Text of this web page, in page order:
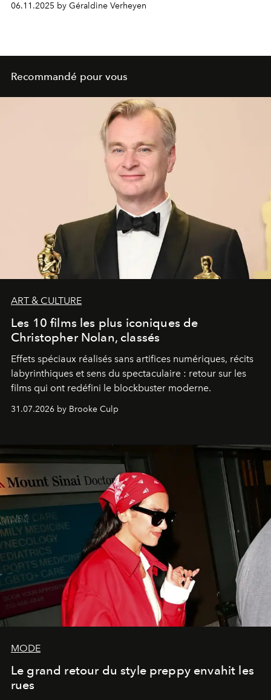
06.11.2025 by Géraldine Verheyen
Recommandé pour vous
ART & CULTURE
Les 10 films les plus iconiques de
Christopher Nolan, classés
Effets spéciaux réalisés sans artifices numériques, récits
labyrinthiques et sens du spectaculaire : retour sur les
films qui ont redéfini le blockbuster moderne.
31.07.2026 by Brooke Culp
MODE
Le grand retour du style preppy envahit les
rues